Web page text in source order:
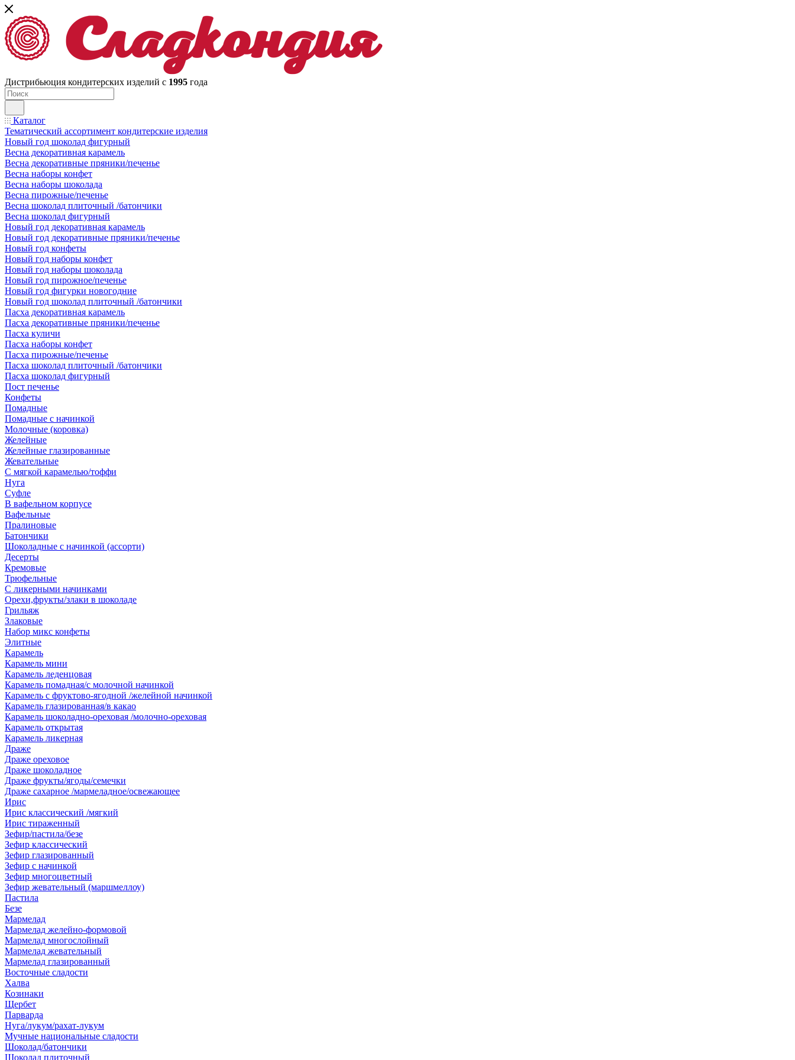
Дистрибьюция кондитерских изделий с 1995 года
Каталог
Тематический ассортимент кондитерские изделия
Новый год шоколад фигурный
Весна декоративная карамель
Весна декоративные пряники/печенье
Весна наборы конфет
Весна наборы шоколада
Весна пирожные/печенье
Весна шоколад плиточный /батончики
Весна шоколад фигурный
Новый год декоративная карамель
Новый год декоративные пряники/печенье
Новый год конфеты
Новый год наборы конфет
Новый год наборы шоколада
Новый год пирожное/печенье
Новый год фигурки новогодние
Новый год шоколад плиточный /батончики
Пасха декоративная карамель
Пасха декоративные пряники/печенье
Пасха куличи
Пасха наборы конфет
Пасха пирожные/печенье
Пасха шоколад плиточный /батончики
Пасха шоколад фигурный
Пост печенье
Конфеты
Помадные
Помадные с начинкой
Молочные (коровка)
Желейные
Желейные глазированные
Жевательные
С мягкой карамелью/тоффи
Нуга
Суфле
В вафельном корпусе
Вафельные
Пралиновые
Батончики
Шоколадные с начинкой (ассорти)
Десерты
Кремовые
Трюфельные
С ликерными начинками
Орехи,фрукты/злаки в шоколаде
Грильяж
Злаковые
Набор микс конфеты
Элитные
Карамель
Карамель мини
Карамель леденцовая
Карамель помадная/с молочной начинкой
Карамель с фруктово-ягодной /желейной начинкой
Карамель глазированная/в какао
Карамель шоколадно-ореховая /молочно-ореховая
Карамель открытая
Карамель ликерная
Драже
Драже ореховое
Драже шоколадное
Драже фрукты/ягоды/семечки
Драже сахарное /мармеладное/освежающее
Ирис
Ирис классический /мягкий
Ирис тираженный
Зефир/пастила/безе
Зефир классический
Зефир глазированный
Зефир с начинкой
Зефир многоцветный
Зефир жевательный (маршмеллоу)
Пастила
Безе
Мармелад
Мармелад желейно-формовой
Мармелад многослойный
Мармелад жевательный
Мармелад глазированный
Восточные сладости
Халва
Козинаки
Щербет
Парварда
Нуга/лукум/рахат-лукум
Мучные национальные сладости
Шоколад/батончики
Шоколад плиточный